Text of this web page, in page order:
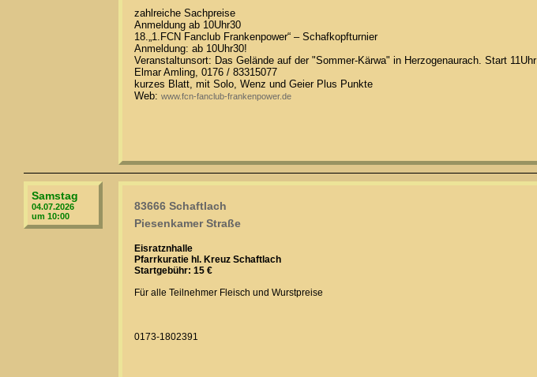
zahlreiche Sachpreise
Anmeldung ab 10Uhr30
18.„1.FCN Fanclub Frankenpower“ – Schafkopfturnier
Anmeldung: ab 10Uhr30!
Veranstaltunsort: Das Gelände auf der "Sommer-Kärwa" in Herzogenaurach. Start 11Uhr
Elmar Amling, 0176 / 83315077
kurzes Blatt, mit Solo, Wenz und Geier Plus Punkte
Web: www.fcn-fanclub-frankenpower.de
Samstag
04.07.2026
um 10:00
83666 Schaftlach
Piesenkamer Straße
Eisratznhalle
Pfarrkuratie hl. Kreuz Schaftlach
Startgebühr: 15 €
Für alle Teilnehmer Fleisch und Wurstpreise
0173-1802391